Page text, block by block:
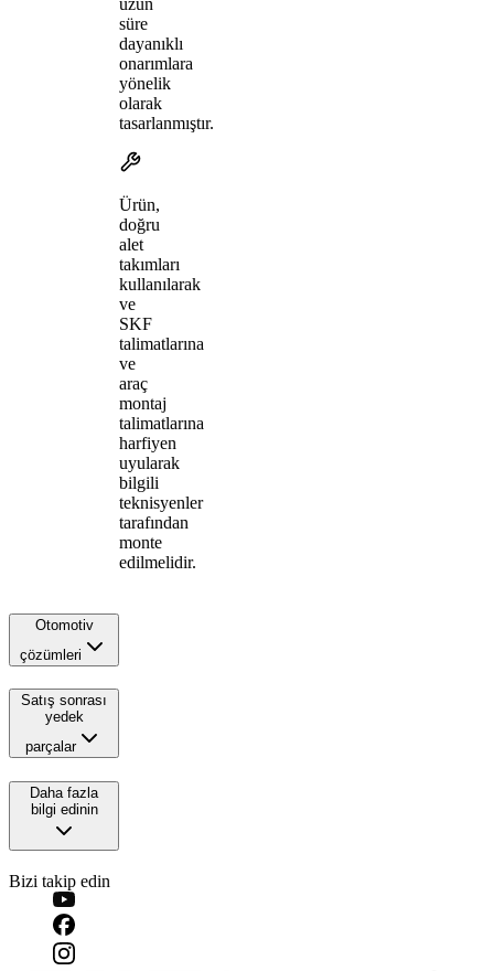
süre
dayanıklı
onarımlara
yönelik
olarak
tasarlanmıştır.
Ürün,
doğru
alet
takımları
kullanılarak
ve
SKF
talimatlarına
ve
araç
montaj
talimatlarına
harfiyen
uyularak
bilgili
teknisyenler
tarafından
monte
edilmelidir.
Otomotiv
çözümleri
Satış sonrası
yedek
parçalar
Daha fazla
bilgi edinin
Bizi takip edin